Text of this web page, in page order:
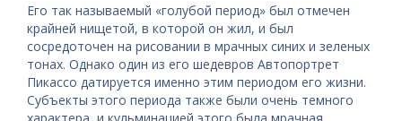
Его так называемый «голубой период» был отмечен
крайней нищетой, в которой он жил, и был
сосредоточен на рисовании в мрачных синих и зеленых
тонах. Однако один из его шедевров Автопортрет
Пикассо датируется именно этим периодом его жизни.
Субъекты этого периода также были очень темного
характера, и кульминацией этого была мрачная